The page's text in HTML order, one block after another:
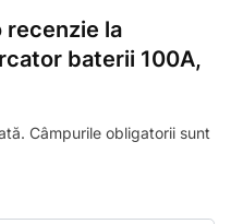
recenzie la
baterii 100A,
Câmpurile obligatorii sunt